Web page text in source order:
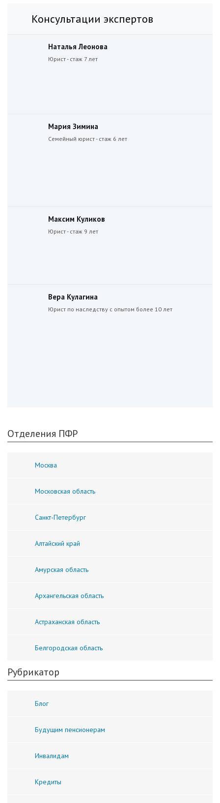
Консультации экспертов
Наталья Леонова
Юрист - стаж 7 лет
Мария Зимина
Семейный юрист - стаж 6 лет
Максим Куликов
Юрист - стаж 9 лет
Вера Кулагина
Юрист по наследству с опытом более 10 лет
Отделения ПФР
Москва
Московская область
Санкт-Петербург
Алтайский край
Амурская область
Архангельская область
Астраханская область
Белгородская область
Рубрикатор
Блог
Будущим пенсионерам
Инвалидам
Кредиты